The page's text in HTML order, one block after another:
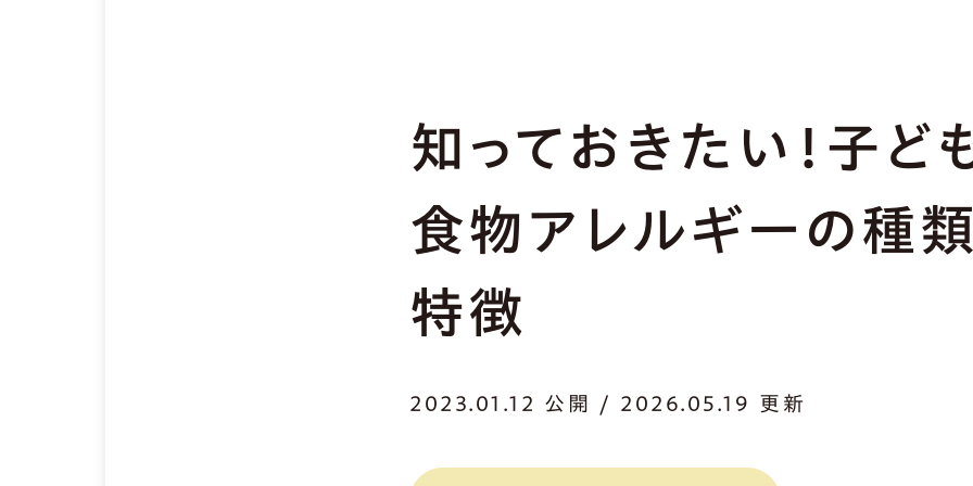
知っておきたい！子ど
食物アレルギーの種
特徴
2023.01.12 公開 / 2026.05.19 更新